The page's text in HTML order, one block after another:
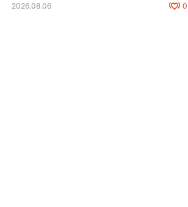
2026.08.06 0